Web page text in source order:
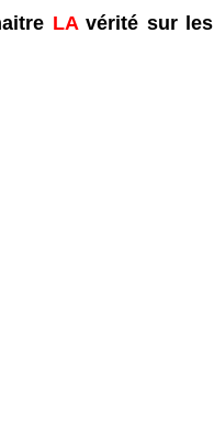
LAvérité sur les